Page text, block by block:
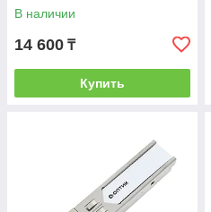
В наличии
14 600 ₸
Купить